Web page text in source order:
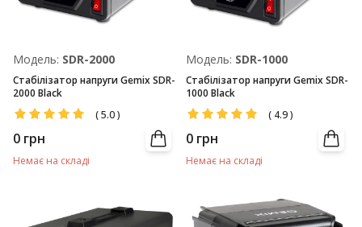
Модель: SDR-2000
Стабілізатор напруги Gemix SDR-
2000 Black
(5.0)
0 грн
Немає на складі
Модель: SDR-1000
Стабілізатор напруги Gemix SDR-
1000 Black
( 4.9)
0 грн
Немає на складі